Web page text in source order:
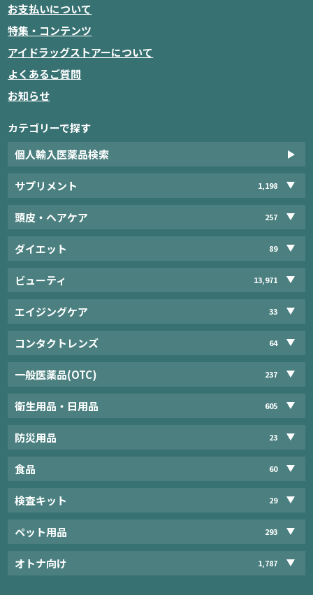
お支払いについて
特集・コンテンツ
アイドラッグストアーについて
よくあるご質問
お知らせ
カテゴリーで探す
個人輸入医薬品検索
サプリメント 1,198
頭皮・ヘアケア 257
ダイエット 89
ビューティ 13,971
エイジングケア 33
コンタクトレンズ 64
一般医薬品(OTC) 237
衛生用品・日用品 605
防災用品 23
食品 60
検査キット 29
ペット用品 293
オトナ向け 1,787